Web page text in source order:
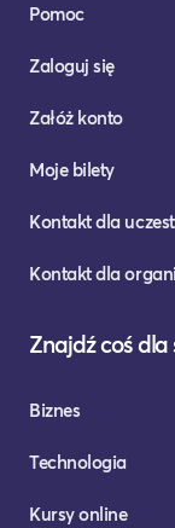
Pomoc
Zaloguj się
Załóż konto
Moje bilety
Kontakt dla
Kontakt dla
Znajdź coś dla
Biznes
Technologia
Kursy online